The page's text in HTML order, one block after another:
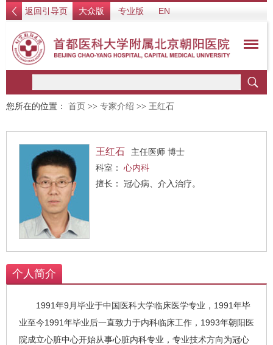
返回引导页 大众版 专业版 EN
您所在的位置： 首页 >> 专家介绍 >> 王红石
王红石
主任医师 博士
科室： 心内科
擅长： 冠心病、介入治疗。
个人简介
1991年9月毕业于中国医科大学临床医学专业，1991年毕
业至今1991年毕业后一直致力于内科临床工作，1993年朝阳医
院成立心脏中心开始从事心脏内科专业，专业技术方向为冠心